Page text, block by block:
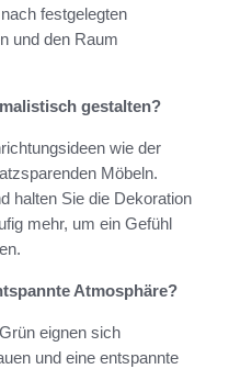
festgelegten
und den Raum
gestalten?
wie der
Möbeln.
halten Sie die Dekoration
mehr, um ein Gefühl
Atmosphäre?
eignen sich
und eine entspannte